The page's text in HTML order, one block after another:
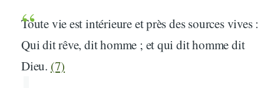
Toute vie est intérieure et près des sources vives :
Qui dit rêve, dit homme ; et qui dit homme dit
Dieu. (7)